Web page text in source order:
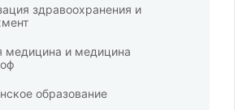
здравоохранения и
медицина и медицина
образование